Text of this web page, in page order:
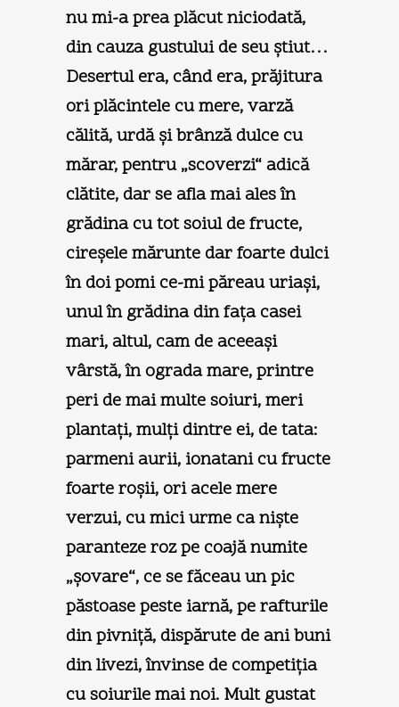
nu mi-a prea plăcut niciodată,
din cauza gustului de seu ştiut…
Desertul era, când era, prăjitura
ori plăcintele cu mere, varză
călită, urdă şi brânză dulce cu
mărar, pentru „scoverzi“ adică
clătite, dar se afla mai ales în
grădina cu tot soiul de fructe,
cireşele mărunte dar foarte dulci
în doi pomi ce-mi păreau uriaşi,
unul în grădina din faţa casei
mari, altul, cam de aceeaşi
vârstă, în ograda mare, printre
peri de mai multe soiuri, meri
plantaţi, mulţi dintre ei, de tata:
parmeni aurii, ionatani cu fructe
foarte roşii, ori acele mere
verzui, cu mici urme ca nişte
paranteze roz pe coajă numite
„şovare“, ce se făceau un pic
păstoase peste iarnă, pe rafturile
din pivniţă, dispărute de ani buni
din livezi, învinse de competiţia
cu soiurile mai noi. Mult gustat